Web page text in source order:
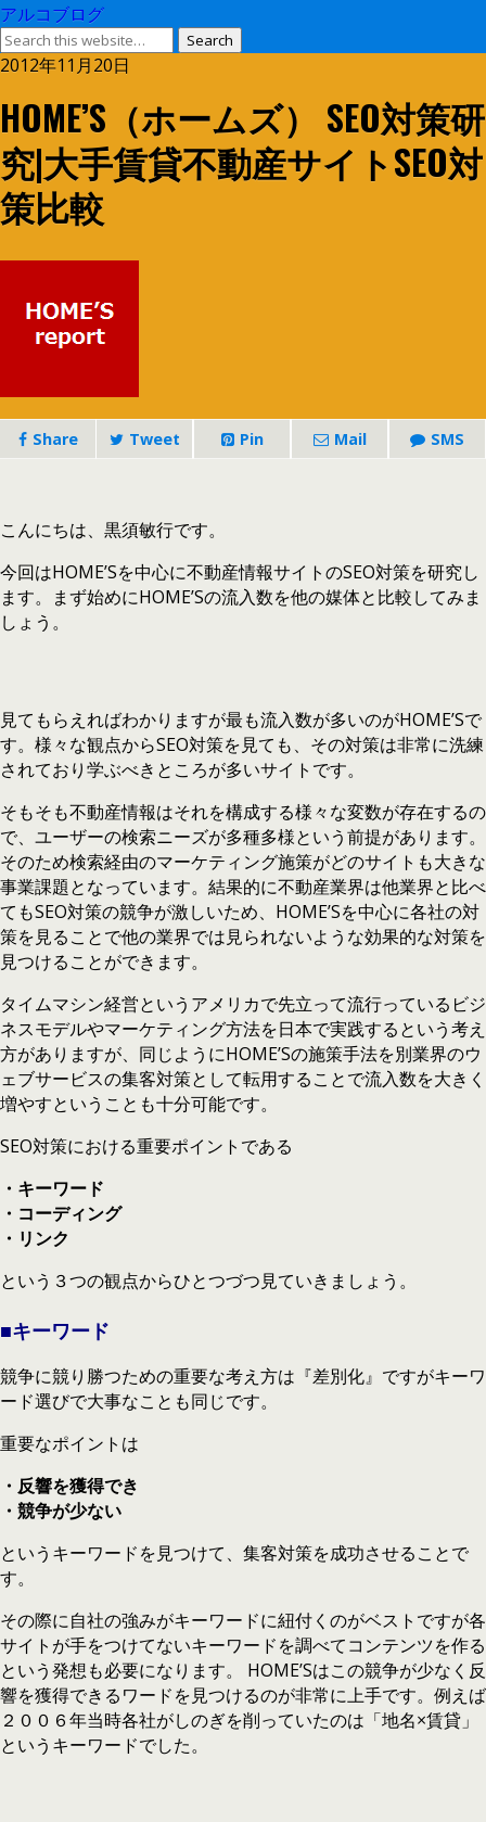
アルコブログ
2012年11月20日
HOME’S（ホームズ） SEO対策研
究|大手賃貸不動産サイトSEO対
策比較
Share Tweet Pin Mail SMS
こんにちは、黒須敏行です。
今回はHOME’Sを中心に不動産情報サイトのSEO対策を研究し
ます。まず始めにHOME’Sの流入数を他の媒体と比較してみま
しょう。
見てもらえればわかりますが最も流入数が多いのがHOME’Sで
す。様々な観点からSEO対策を見ても、その対策は非常に洗練
されており学ぶべきところが多いサイトです。
そもそも不動産情報はそれを構成する様々な変数が存在するの
で、ユーザーの検索ニーズが多種多様という前提があります。
そのため検索経由のマーケティング施策がどのサイトも大きな
事業課題となっています。結果的に不動産業界は他業界と比べ
てもSEO対策の競争が激しいため、HOME’Sを中心に各社の対
策を見ることで他の業界では見られないような効果的な対策を
見つけることができます。
タイムマシン経営というアメリカで先立って流行っているビジ
ネスモデルやマーケティング方法を日本で実践するという考え
方がありますが、同じようにHOME’Sの施策手法を別業界のウ
ェブサービスの集客対策として転用することで流入数を大きく
増やすということも十分可能です。
SEO対策における重要ポイントである
・キーワード
・コーディング
・リンク
という３つの観点からひとつづつ見ていきましょう。
■キーワード
競争に競り勝つための重要な考え方は『差別化』ですがキーワ
ード選びで大事なことも同じです。
重要なポイントは
・反響を獲得でき
・競争が少ない
というキーワードを見つけて、集客対策を成功させることで
す。
その際に自社の強みがキーワードに紐付くのがベストですが各
サイトが手をつけてないキーワードを調べてコンテンツを作る
という発想も必要になります。 HOME’Sはこの競争が少なく反
響を獲得できるワードを見つけるのが非常に上手です。例えば
２００６年当時各社がしのぎを削っていたのは「地名×賃貸」
というキーワードでした。